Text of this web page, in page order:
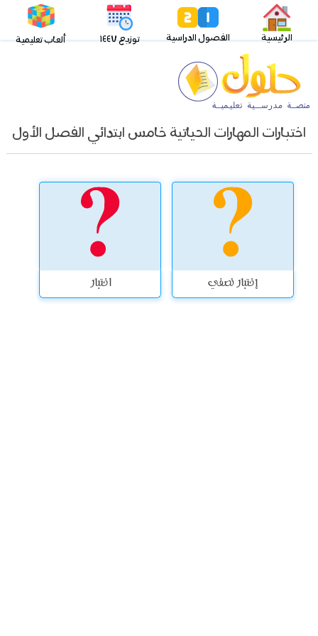
الرئيسية الفصول الدراسية توزيع ١٤٤٧ ألعاب تعليمية
اختبارات المهارات الحياتية خامس ابتدائي الفصل الأول
إختبار نصفي اختبار